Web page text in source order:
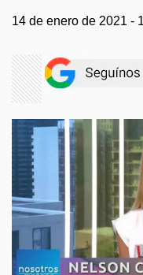
14 de enero de 2021 -